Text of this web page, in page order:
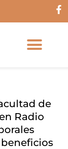
F
de
Radio